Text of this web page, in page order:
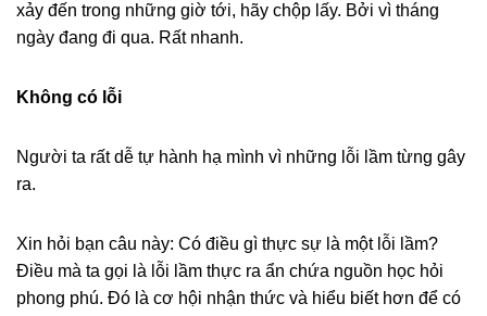
xảy đến trong những giờ tới, hãy chộp lấy. Bởi vì tháng
ngày đang đi qua. Rất nhanh.
Không có lỗi
Người ta rất dễ tự hành hạ mình vì những lỗi lầm từng gây
ra.
Xin hỏi bạn câu này: Có điều gì thực sự là một lỗi lầm?
Điều mà ta gọi là lỗi lầm thực ra ẩn chứa nguồn học hỏi
phong phú. Đó là cơ hội nhận thức và hiểu biết hơn để có